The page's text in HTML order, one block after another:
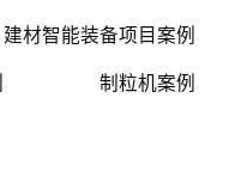
建材智能装备项目案例
制粒机案例